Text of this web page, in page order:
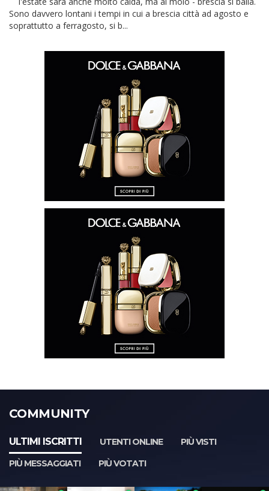
Sono davvero lontani i tempi in cui a brescia città ad agosto e
soprattutto a ferragosto, si b...
COMMUNITY
ULTIMI ISCRITTI UTENTI ONLINE
PIÙ VISTI
PIÙ MESSAGGIATI
PIÙ VOTATI